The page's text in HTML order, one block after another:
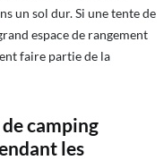
un sol dur. Si une tente de
espace de rangement
faire partie de la
camping
les